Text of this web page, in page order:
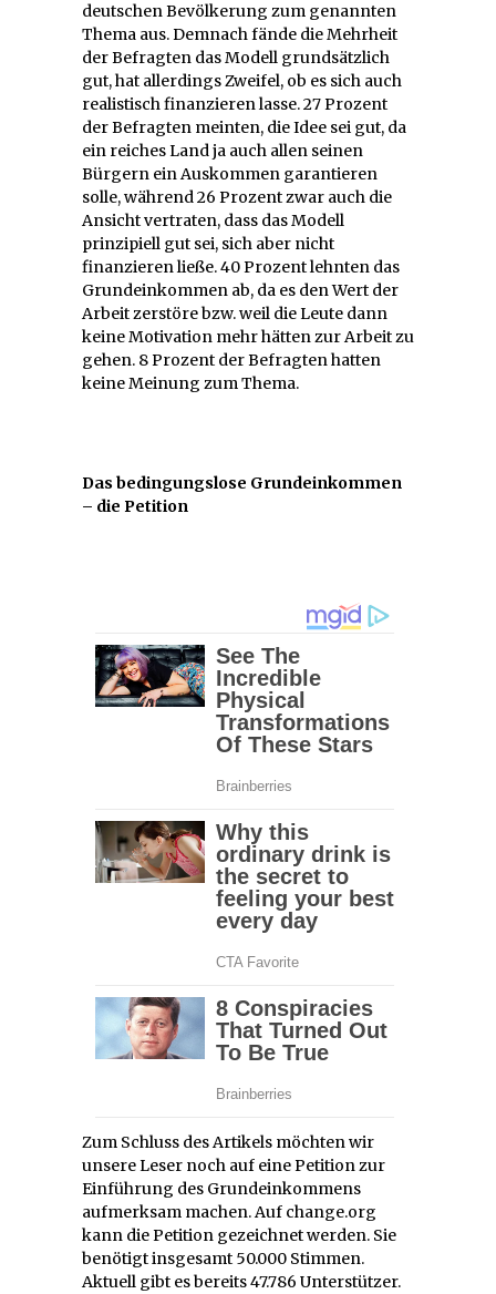
deutschen Bevölkerung zum genannten
Thema aus. Demnach fände die Mehrheit
der Befragten das Modell grundsätzlich
gut, hat allerdings Zweifel, ob es sich auch
realistisch finanzieren lasse. 27 Prozent
der Befragten meinten, die Idee sei gut, da
ein reiches Land ja auch allen seinen
Bürgern ein Auskommen garantieren
solle, während 26 Prozent zwar auch die
Ansicht vertraten, dass das Modell
prinzipiell gut sei, sich aber nicht
finanzieren ließe. 40 Prozent lehnten das
Grundeinkommen ab, da es den Wert der
Arbeit zerstöre bzw. weil die Leute dann
keine Motivation mehr hätten zur Arbeit zu
gehen. 8 Prozent der Befragten hatten
keine Meinung zum Thema.
Das bedingungslose Grundeinkommen
– die Petition
Zum Schluss des Artikels möchten wir
unsere Leser noch auf eine Petition zur
Einführung des Grundeinkommens
aufmerksam machen. Auf change.org
kann die Petition gezeichnet werden. Sie
benötigt insgesamt 50.000 Stimmen.
Aktuell gibt es bereits 47.786 Unterstützer.